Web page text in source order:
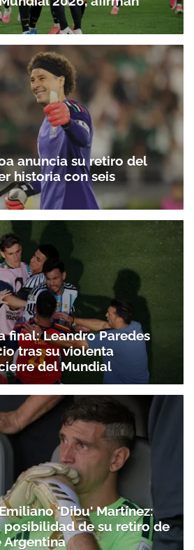
anuncia su retiro del
historia con seis
final: Leandro Paredes
tras su violenta
del Mundial
'Dibu' Martínez:
de su retiro de
Argentina